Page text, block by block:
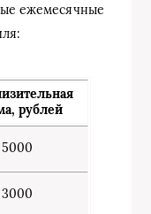
ежемесячные
рублей
5000
3000